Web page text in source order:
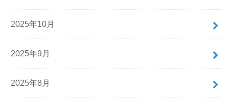
2025年10月
2025年9月
2025年8月